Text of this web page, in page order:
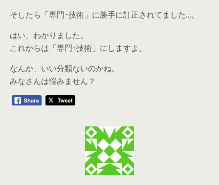
そしたら「専門･技術」に勝手に訂正されてました…。
はい、わかりました。
これからは「専門･技術」にしますよ。
なんか、いい分類ないのかね。
みなさんは悩みません？